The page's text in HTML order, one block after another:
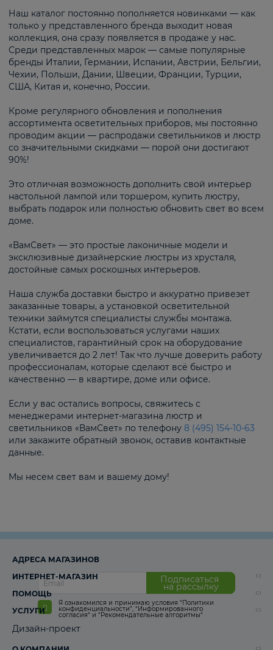
Наш каталог постоянно пополняется новинками — как
только у представленного бренда выходит новая
коллекция, она сразу появляется в продаже у нас.
Среди представленных марок — самые популярные
бренды Италии, Германии, Испании, Австрии, Бельгии,
Чехии, Польши, Дании, Швеции, Франции, Турции,
США, Китая и, конечно, России.
Кроме регулярного обновления и пополнения
ассортимента осветительных приборов, мы постоянно
проводим акции — распродажи светильников и люстр
со значительными скидками — порой они достигают
90%!
Это отличная возможность дополнить свой интерьер
настольной лампой или торшером, купить люстру,
выбрать подарок или полностью обновить свет во всем
доме.
«ВамСвет» — это простые лаконичные модели и
эксклюзивные дизайнерские люстры из хрусталя,
достойные самых роскошных интерьеров.
Наша служба доставки быстро и аккуратно привезет
заказанные товары, а установкой осветительной
техники займутся специалисты службы монтажа.
Кстати, если воспользоваться услугами наших
специалистов, гарантийный срок на оборудование
увеличивается до 2 лет! Так что лучше доверить работу
профессионалам, которые сделают всё быстро и
качественно — в квартире, доме или офисе.
Если у вас остались вопросы, свяжитесь с
менеджерами интернет-магазина люстр и
светильников «ВамСвет» по телефону 8 (495) 154-10-63
или закажите обратный звонок, оставив контактные
данные.
Мы несем свет вам и вашему дому!
Подписаться
на рассылку
Я ознакомился и принимаю условия “Политики
конфиденциальности”, “Информированного
согласия“ и “Рекомендательные алгоритмы“
АДРЕСА МАГАЗИНОВ
ИНТЕРНЕТ-МАГАЗИН
ПОМОЩЬ
УСЛУГИ
Дизайн-проект